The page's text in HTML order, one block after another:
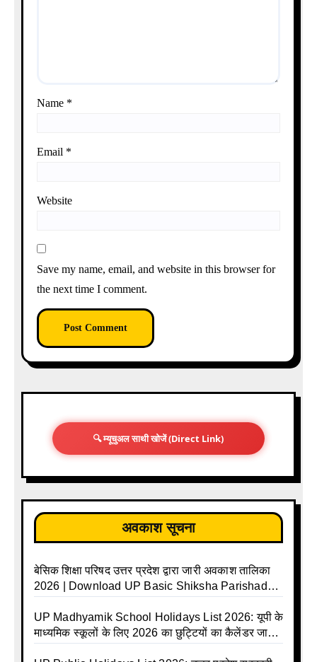
Name *
Email *
Website
Save my name, email, and website in this browser for
the next time I comment.
🔍 म्यूचुअल साथी खोजें (Direct Link)
अवकाश सूचना
बेसिक शिक्षा परिषद उत्तर प्रदेश द्वारा जारी अवकाश तालिका
2026 | Download UP Basic Shiksha Parishad
Basic School Avkash Talika UP 2026 | UP Basic
Shiksha Parishad Avkash Talika 2026 | UP
UP Madhyamik School Holidays List 2026: यूपी के
माध्यमिक स्कूलों के लिए 2026 का छुट्टियों का कैलेंडर जारी |